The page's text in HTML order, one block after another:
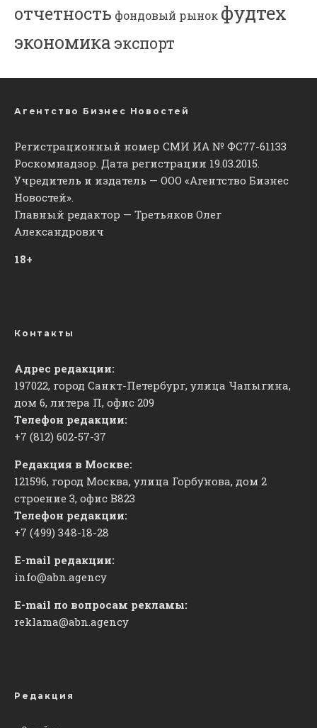
отчетность фондовый рынок фудтех
экономика экспорт
Агентство Бизнес Новостей
Регистрационный номер СМИ ИА № ФС77-61133
Роскомнадзор. Дата регистрации 19.03.2015.
Учредитель и издатель — ООО «Агентство Бизнес
Новостей».
Главный редактор — Третьяков Олег
Александрович
18+
Контакты
Адрес редакции:
197022, город Санкт-Петербург, улица Чапыгина,
дом 6, литера П, офис 209
Телефон редакции:
+7 (812) 602-57-37
Редакция в Москве:
121596, город Москва, улица Горбунова, дом 2
строение 3, офис ​В823
Телефон редакции:
+7 (499) 348-18-28
E-mail редакции:
info@abn.agency
E-mail по вопросам рекламы:
reklama@abn.agency
Редакция